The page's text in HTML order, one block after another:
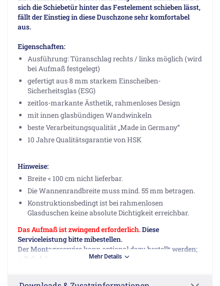
sich die Schiebetür hinter das Festelement schieben lässt,
fällt der Einstieg in diese Duschzone sehr komfortabel
aus.
Eigenschaften:
Ausführung: Türanschlag rechts / links möglich (wird
bei Aufmaß festgelegt)
gefertigt aus 8 mm starkem Einscheiben-
Sicherheitsglas (ESG)
zeitlos-markante Ästhetik, rahmenloses Design
mit innen glasbündigen Wandwinkeln
beste Verarbeitungsqualität „Made in Germany“
10 Jahre Qualitätsgarantie von HSK
Hinweise:
Breite < 100 cm nicht lieferbar.
Die Wannenrandbreite muss mind. 55 mm betragen.
Konstruktionsbedingt ist bei rahmenlosen
Glasduschen keine absolute Dichtigkeit erreichbar.
Das Aufmaß ist zwingend erforderlich.Diese
Serviceleistung bitte mibestellen.
Der Montageservice kann optional dazu bestellt werden;
s. Zubehör.
Mehr Details